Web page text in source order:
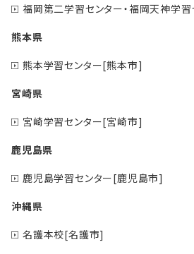
福岡第二学習センター・福岡天神学
熊本県
熊本学習センター[熊本市]
宮崎県
宮崎学習センター[宮崎市]
鹿児島県
鹿児島学習センター[鹿児島市]
沖縄県
名護本校[名護市]